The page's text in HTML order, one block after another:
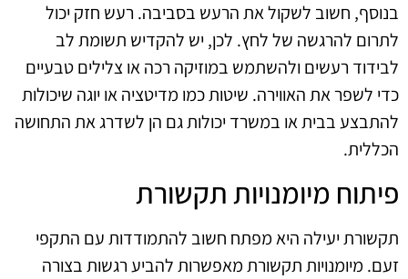
בנוסף, חשוב לשקול את הרעש בסביבה. רעש חזק יכול
לתרום להרגשה של לחץ. לכן, יש להקדיש תשומת לב
לבידוד רעשים ולהשתמש במוזיקה רכה או צלילים טבעיים
כדי לשפר את האווירה. שיטות כמו מדיטציה או יוגה שיכולות
להתבצע בבית או במשרד יכולות גם הן לשדרג את התחושה
הכללית.
פיתוח מיומנויות תקשורת
תקשורת יעילה היא מפתח חשוב להתמודדות עם התקפי
זעם. מיומנויות תקשורת מאפשרות להביע רגשות בצורה